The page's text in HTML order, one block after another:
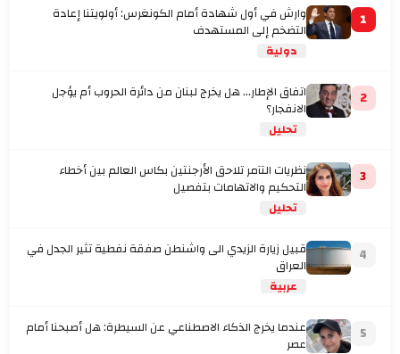
1 وارش في أول شهادة أمام الكونغرس: أولويتنا إعادة
التضخم إلى المستهدف
دولية
2 اتفاق الإطار... هل يخرج لبنان من دائرة الحروب أم يؤجل
الانفجار؟
تحليل
3 نظريات التآمر تلاحق الأرجنتين بكاس العالم بين أخطاء
التحكيم والاتهامات بتفصيل
تحليل
4 قبيل زيارة الزيدي الى واشنطن صفقة نفطية تثير الجدل في
العراق
عربية
5 عندما يخرج الذكاء الاصطناعي عن السيطرة: هل أصبحنا أمام
عصر